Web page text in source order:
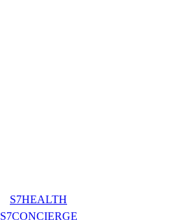
S7HEALTH
S7CONCIERGE